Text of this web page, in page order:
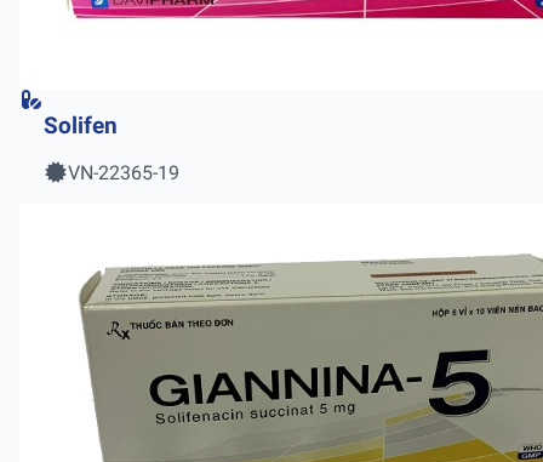
Solifen
VN-22365-19